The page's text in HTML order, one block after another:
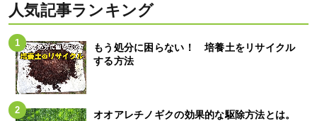
人気記事ランキング
もう処分に困らない！ 培養土をリサイクル
する方法
オオアレチノギクの効果的な駆除方法とは。